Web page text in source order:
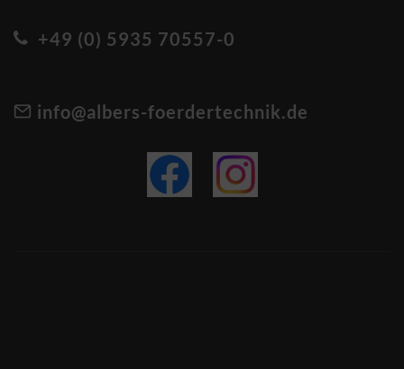
+49 (0) 5935 70557-0
info@albers-foerdertechnik.de